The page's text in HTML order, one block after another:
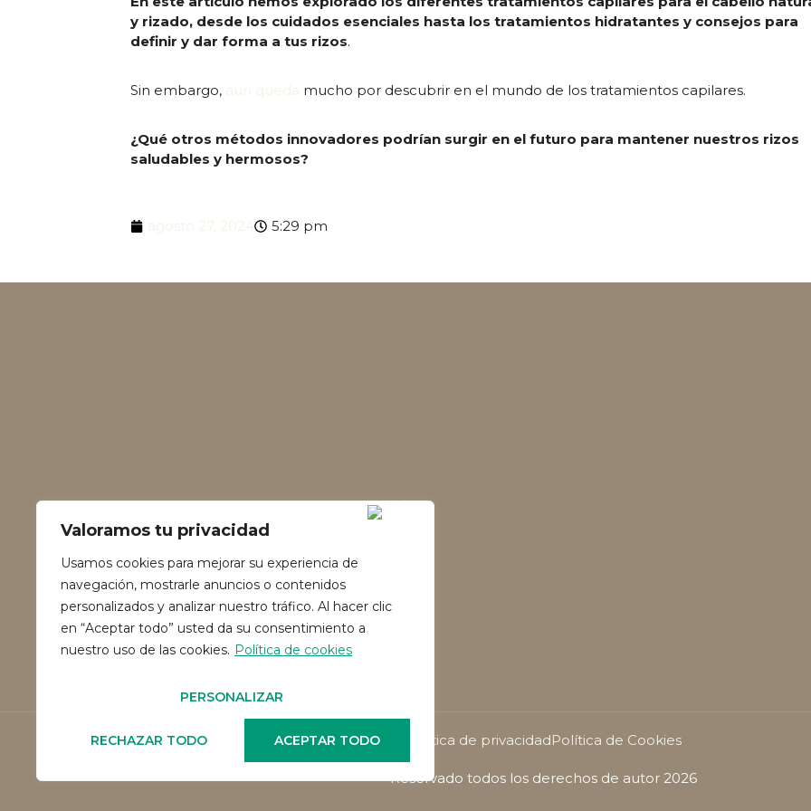
Valoramos tu privacidad
Usamos cookies para mejorar su experiencia de
navegación, mostrarle anuncios o contenidos
personalizados y analizar nuestro tráfico. Al hacer clic
en “Aceptar todo” usted da su consentimiento a
nuestro uso de las cookies. Política de cookies
PERSONALIZAR
RECHAZAR TODO ACEPTAR TODO
y rizado, desde los cuidados esenciales hasta los tratamientos hidratantes y consejos para
definir y dar forma a tus rizos.
Sin embargo, mucho por descubrir en el mundo de los tratamientos capilares.
¿Qué otros métodos innovadores podrían surgir en el futuro para mantener nuestros rizos
saludables y hermosos?
agosto 27, 2024 5:29 pm
Política de privacidadPolítica de Cookies
Reservado todos los derechos de autor 2026